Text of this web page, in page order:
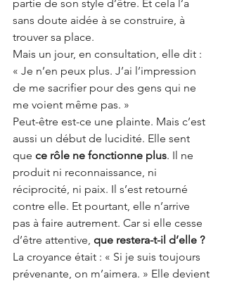
partie de son style d’être. Et cela l’a
sans doute aidée à se construire, à
trouver sa place.
Mais un jour, en consultation, elle dit :
« Je n’en peux plus. J’ai l’impression
de me sacrifier pour des gens qui ne
me voient même pas. »
Peut-être est-ce une plainte. Mais c’est
aussi un début de lucidité. Elle sent
que ce rôle ne fonctionne plus. Il ne
produit ni reconnaissance, ni
réciprocité, ni paix. Il s’est retourné
contre elle. Et pourtant, elle n’arrive
pas à faire autrement. Car si elle cesse
d’être attentive, que restera-t-il d’elle ?
La croyance était : « Si je suis toujours
prévenante, on m’aimera. » Elle devient